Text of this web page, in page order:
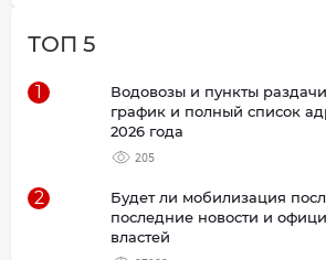
ТОП 5
1
Водовозы и пункты
график и полный список
2026 года
205
2
Будет ли мобилизация
последние новости и
властей